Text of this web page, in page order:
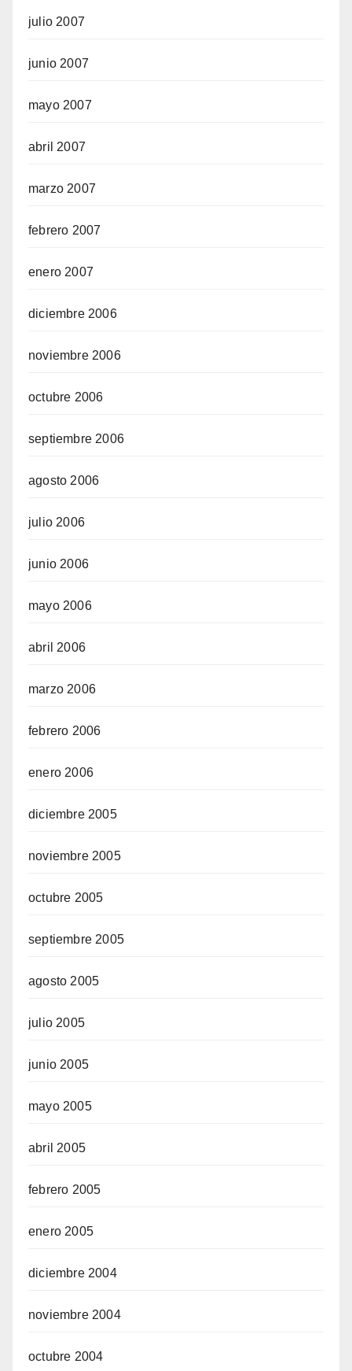
julio 2007
junio 2007
mayo 2007
abril 2007
marzo 2007
febrero 2007
enero 2007
diciembre 2006
noviembre 2006
octubre 2006
septiembre 2006
agosto 2006
julio 2006
junio 2006
mayo 2006
abril 2006
marzo 2006
febrero 2006
enero 2006
diciembre 2005
noviembre 2005
octubre 2005
septiembre 2005
agosto 2005
julio 2005
junio 2005
mayo 2005
abril 2005
febrero 2005
enero 2005
diciembre 2004
noviembre 2004
octubre 2004